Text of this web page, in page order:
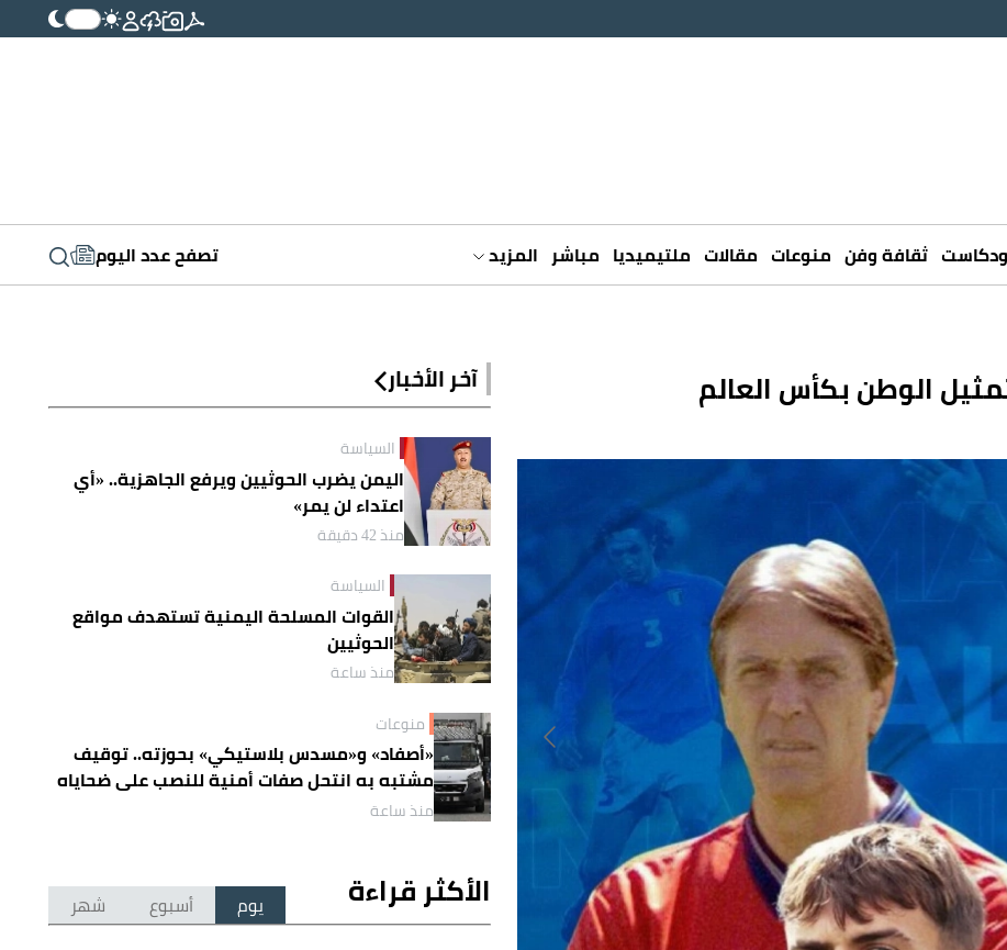
ثقافة وفن منوعات مقالات ملتيميديا مباشر المزيد تصفح عدد اليوم
آخر الأخبار
السياسة
اليمن يضرب الحوثيين ويرفع الجاهزية.. «أي
اعتداء لن يمر»
منذ 42 دقيقة
السياسة
القوات المسلحة اليمنية تستهدف مواقع
الحوثيين
منذ ساعة
منوعات
«أصفاد» و«مسدس بلاستيكي» بحوزته.. توقيف
مشتبه به انتحل صفات أمنية للنصب على ضحاياه
منذ ساعة
الأكثر قراءة يوم أسبوع شهر